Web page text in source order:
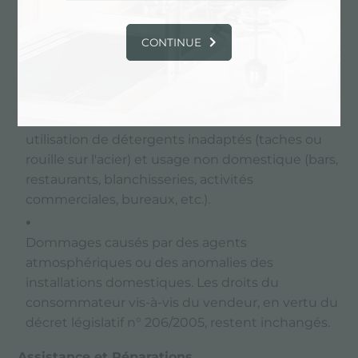
Dommages liés au transport non effectué par
utilisation de détergents inadaptés (taches ou
rouille sur l'acier) et usage non domestique (bars,
restaurants, blanchisseries, activités
commerciales, bureaux, etc.).
Dommages causés par des agents
atmosphériques ou des anomalies des
installations domestiques. Les droits du
consommateur vis-à-vis du vendeur, en vertu du
décret législatif n° 206/2005, restent inchangés.
CONTINUE